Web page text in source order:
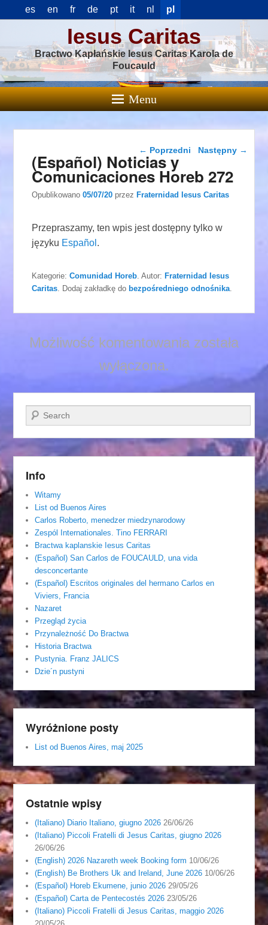
es en fr de pt it nl pl
Iesus Caritas
Bractwo Kapłańskie Iesus Caritas Karola de
Foucauld
Menu
Nawigacja wpisu
← Poprzedni Następny →
(Español) Noticias y
Comunicaciones Horeb 272
Opublikowano05/07/20 przezFraternidad Iesus Caritas
Przepraszamy, ten wpis jest dostępny tylko w
języku Español .
Kategorie:Comunidad Horeb . Autor:Fraternidad Iesus
Caritas . Dodaj zakładkę do bezpośredniego odnośnika
Możliwość komentowania została
wyłączona.
Szukaj
Info
Witamy
List od Buenos Aires
Carlos Roberto, menedzer miedzynarodowy
Zespól Internationales. Tino FERRARI
Bractwa kaplanskie Iesus Caritas
(Español) San Carlos de FOUCAULD, una vida
desconcertante
(Español) Escritos originales del hermano Carlos en
Viviers, Francia
Nazaret
Przegląd życia
Przynależność Do Bractwa
Historia Bractwa
Pustynia. Franz JALICS
Dzie´n pustyni
Wyróżnione posty
List od Buenos Aires, maj 2025
Ostatnie wpisy
(Italiano) Diario Italiano, giugno 2026 26/06/26
(Italiano) Piccoli Fratelli di Jesus Caritas, giugno 2026
26/06/26
(English) 2026 Nazareth week Booking form 10/06/26
(English) Be Brothers Uk and Ireland, June 2026 10/06/26
(Español) Horeb Ekumene, junio 2026 29/05/26
(Español) Carta de Pentecostés 2026 23/05/26
(Italiano) Piccoli Fratelli di Jesus Caritas, maggio 2026